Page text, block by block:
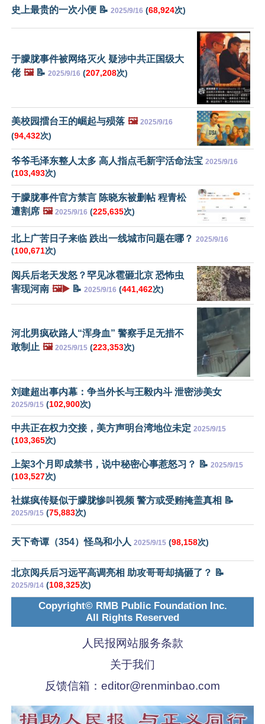
史上最贵的一次小便 📝 2025/9/16 (68,924次)
于朦胧事件被网络灭火 疑涉中共正国级大
佬 🖼️📝 2025/9/16 (207,208次)
美校园擂台王的崛起与殒落 🖼️ 2025/9/16
(94,432次)
爷爷毛泽东整人太多 高人指点毛新宇活命法宝 2025/9/16
(103,493次)
于朦胧事件官方禁言 陈晓东被删帖 程青松
遭割席 🖼️ 2025/9/16 (225,635次)
北上广苦日子来临 跌出一线城市问题在哪？ 2025/9/16
(100,671次)
阅兵后老天发怒？罕见冰雹砸北京 恐怖虫
害现河南 🖼️▶️ 📝 2025/9/16 (441,462次)
河北男疯砍路人“浑身血” 警察手足无措不
敢制止 🖼️ 2025/9/15 (223,353次)
刘建超出事内幕：争当外长与王毅内斗 泄密涉美女
2025/9/15 (102,900次)
中共正在权力交接，美方声明台湾地位未定 2025/9/15
(103,365次)
上架3个月即成禁书，说中秘密心事惹怒习？ 📝 2025/9/15
(103,527次)
社媒疯传疑似于朦胧惨叫视频 警方或受贿掩盖真相 📝
2025/9/15 (75,883次)
天下奇谭（354）怪鸟和小人 2025/9/15 (98,158次)
北京阅兵后习远平高调亮相 助攻哥哥却搞砸了？ 📝
2025/9/14 (108,325次)
Copyright© RMB Public Foundation Inc.
All Rights Reserved
人民报网站服务条款
关于我们
反馈信箱： editor@renminbao.com